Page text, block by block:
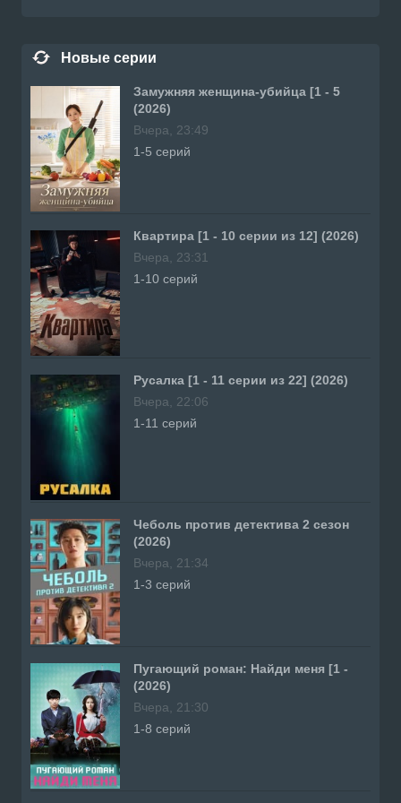
Новые серии
Замужняя женщина-убийца [1 - 5
(2026)
Вчера, 23:49
1-5 серий
Квартира [1 - 10 серии из 12] (2026)
Вчера, 23:31
1-10 серий
Русалка [1 - 11 серии из 22] (2026)
Вчера, 22:06
1-11 серий
Чеболь против детектива 2 сезон
(2026)
Вчера, 21:34
1-3 серий
Пугающий роман: Найди меня [1 -
(2026)
Вчера, 21:30
1-8 серий